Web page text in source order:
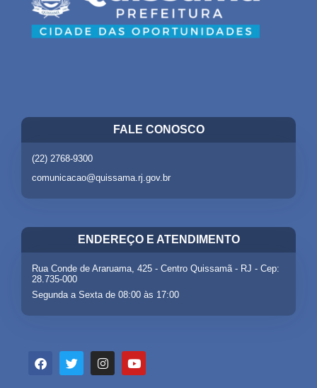
FALE CONOSCO
(22) 2768-9300
comunicacao@quissama.rj.gov.br
ENDEREÇO E ATENDIMENTO
Rua Conde de Araruama, 425 - Centro Quissamã - RJ - Cep:
28.735-000
Segunda a Sexta de 08:00 às 17:00